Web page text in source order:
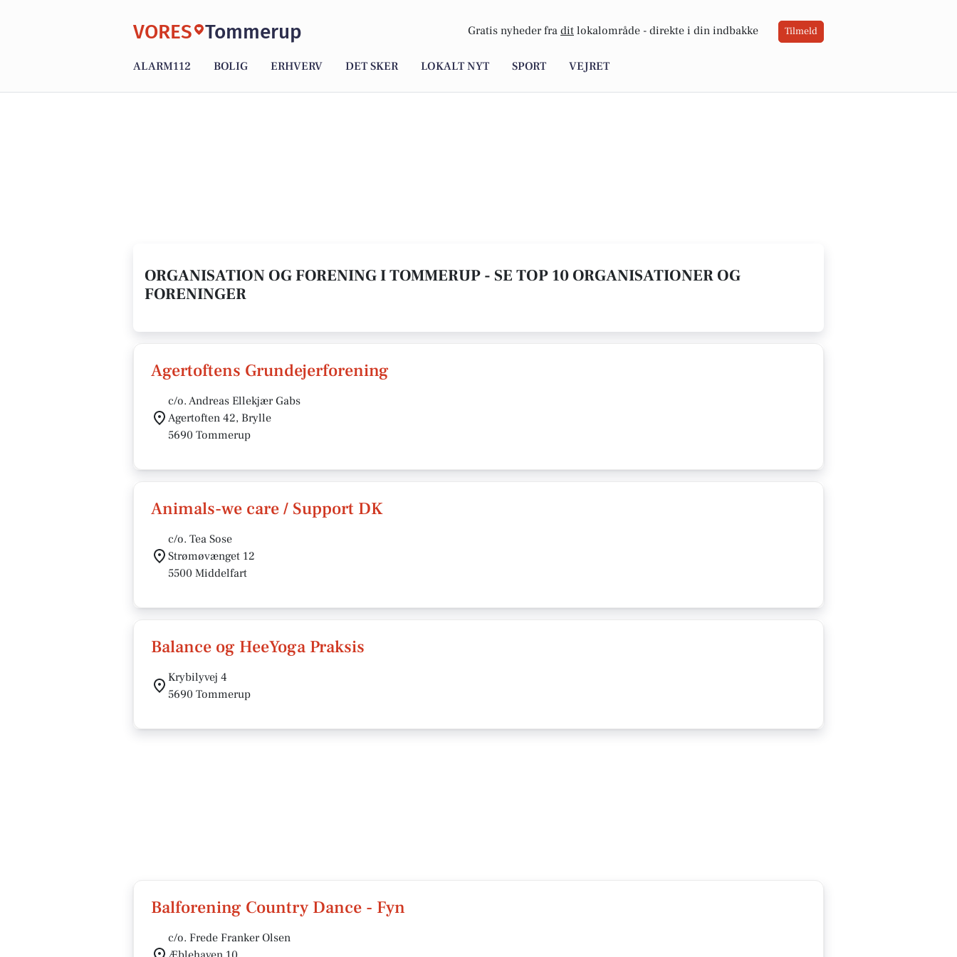
VORES Tommerup Gratis nyheder fra dit lokalområde - direkte i din indbakke Tilmeld
ALARM112 BOLIG ERHVERV DET SKER LOKALT NYT SPORT VEJRET
ORGANISATION OG FORENING I TOMMERUP - SE TOP 10 ORGANISATIONER OG
FORENINGER
Agertoftens Grundejerforening
c/o. Andreas Ellekjær Gabs
Agertoften 42, Brylle
5690 Tommerup
Animals-we care / Support DK
c/o. Tea Sose
Strømøvænget 12
5500 Middelfart
Balance og HeeYoga Praksis
Krybilyvej 4
5690 Tommerup
Balforening Country Dance - Fyn
c/o. Frede Franker Olsen